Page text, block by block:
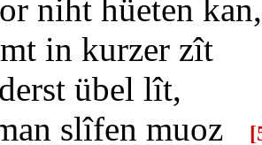
niht hüeten kan,
in kurzer zît
übel lît,
slîfen muoz
[